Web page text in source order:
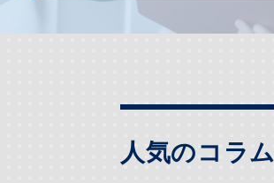
人気のコラム